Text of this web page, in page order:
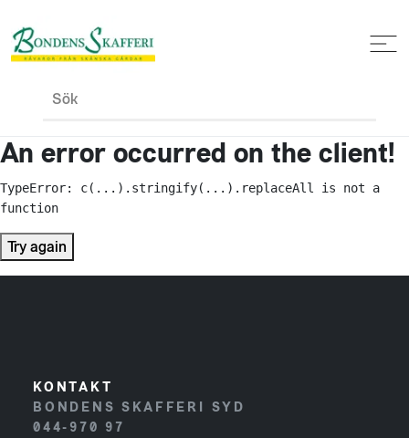
Sök
An error occurred on the client!
TypeError: c(...).stringify(...).replaceAll is not a
function
Try again
KONTAKT
BONDENS SKAFFERI SYD
044-970 97